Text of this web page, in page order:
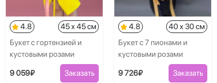
4.8
45 x 45 см
Букет с гортензией и
кустовыми розами
9 059₽ Заказать
4.8
40 x 30 см
Букет с 7 пионами и
кустовыми розами
9 726₽ Заказать